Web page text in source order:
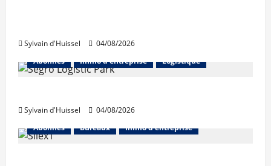
Sylvain d'Huissel
04/08/2026
Abonnés
Immo d'entreprise Logistique
Sylvain d'Huissel
04/08/2026
Abonnés
Bureaux Immo d'entreprise